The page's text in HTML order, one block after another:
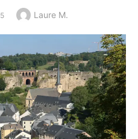
Author
Laure M.